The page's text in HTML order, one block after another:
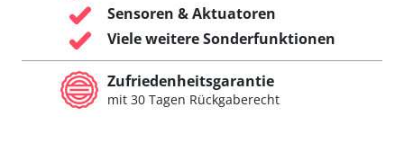
Sensoren & Aktuatoren
Viele weitere Sonderfunktionen
Zufriedenheitsgarantie
mit 30 Tagen Rückgaberecht